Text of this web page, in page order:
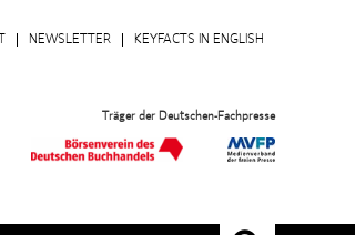
KEYFACTS IN ENGLISH
NEWSLETTER
Träger der Deutschen-Fachpresse